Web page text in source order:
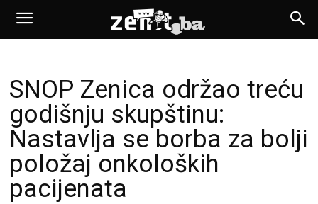
SNOP Zenica održao treću
godišnju skupštinu:
Nastavlja se borba za bolji
položaj onkoloških
pacijenata